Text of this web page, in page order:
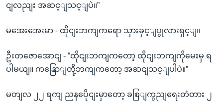
ငျလညျး အဆင့ျသင့ျပဲ။”
မအေးအေးမာ - ထိုငျးဘကျကရော သှားခှင့ျပွုလားရှင့ျ။
ဦးတဇောအောငျ - “ထိုငျးဘကျကတော့ ထိုငျးဘကျကိုမေးမှ ရ
ပါမယျ။ ကနြောျတို့ဘကျကတော့ အဆငျသင့ျပါပဲ။”
မတျလ ၂၂ ရကျ ညနပေိုငျးမှာတော့ ခစြျကွညျရေးတံတား ၂